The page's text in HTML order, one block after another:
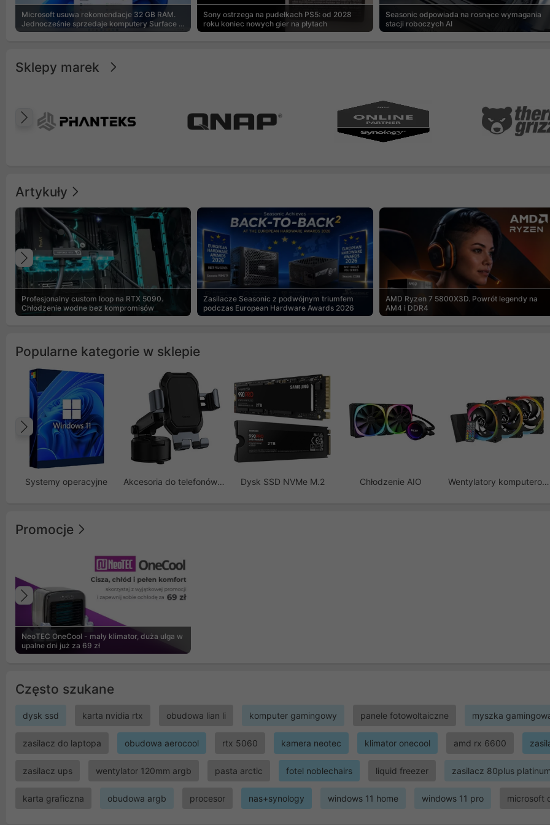
Microsoft usuwa rekomendacje 32 GB RAM.
Jednocześnie sprzedaje komputery Surface z
8 GB
Sony ostrzega na pudełkach PS5: od 2028
roku koniec nowych gier na płytach
Seasonic odpowiada na rosnące wymagania
stacji roboczych AI
Sklepy marek
Poprzedni
Artykuły
Profesjonalny custom loop na RTX 5090.
Chłodzenie wodne bez kompromisów
Zasilacze Seasonic z podwójnym triumfem
podczas European Hardware Awards 2026
AMD Ryzen 7 5800X3D. Powrót legendy na
AM4 i DDR4
Poprzedni
Popularne kategorie w sklepie
Systemy operacyjne Akcesoria do telefonów GSM Dysk SSD NVMe M.2 Chłodzenie AIO Wentylatory komputerowe
Poprzedni
Promocje
NeoTEC OneCool - mały klimator, duża ulga w
upalne dni już za 69 zł
Poprzedni
Często szukane
dysk ssd karta nvidia rtx obudowa lian li komputer gamingowy panele fotowoltaiczne myszka
zasilacz do laptopa obudowa aerocool rtx 5060 kamera neotec klimator onecool amd rx 6600
zasilacz ups wentylator 120mm argb pasta arctic fotel noblechairs liquid freezer zasilacz 80plus platinum
karta graficzna obudowa argb procesor nas+synology windows 11 home windows 11 pro microsoft